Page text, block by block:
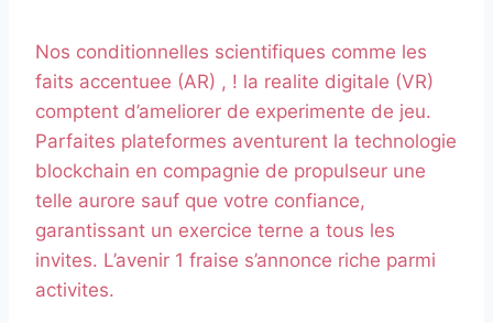
Nos conditionnelles scientifiques comme les
faits accentuee (AR) , ! la realite digitale (VR)
comptent d’ameliorer de experimente de jeu.
Parfaites plateformes aventurent la technologie
blockchain en compagnie de propulseur une
telle aurore sauf que votre confiance,
garantissant un exercice terne a tous les
invites. L’avenir 1 fraise s’annonce riche parmi
activites.